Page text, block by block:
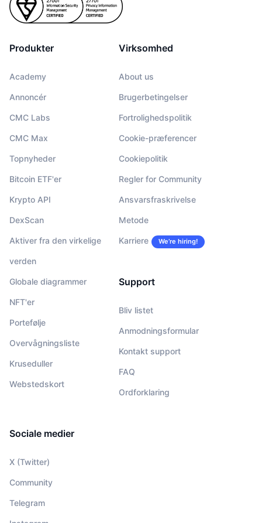
Produkter
Academy
Annoncér
CMC Labs
CMC Max
Topnyheder
Bitcoin ETF'er
Krypto API
DexScan
Aktiver fra den virkelige
verden
Globale diagrammer
NFT'er
Portefølje
Overvågningsliste
Kruseduller
Webstedskort
Virksomhed
About us
Brugerbetingelser
Fortrolighedspolitik
Cookie-præferencer
Cookiepolitik
Regler for Community
Ansvarsfraskrivelse
Metode
Karriere We’re hiring!
Support
Bliv listet
Anmodningsformular
Kontakt support
FAQ
Ordforklaring
Sociale medier
X (Twitter)
Community
Telegram